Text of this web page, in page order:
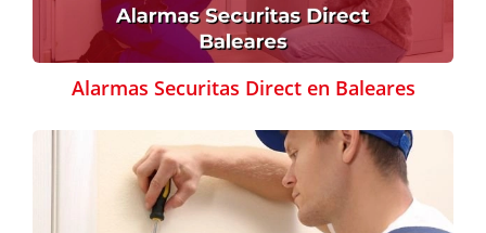
Alarmas Securitas Direct en Baleares